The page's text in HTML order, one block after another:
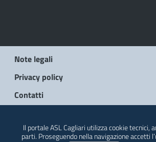
Note legali
Privacy policy
Contatti
Il portale ASL Cagliari utilizza cookie tecnici,
parti. Proseguendo nella navigazione accetti